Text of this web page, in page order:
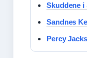
Skuddene i
Sandnes
Percy